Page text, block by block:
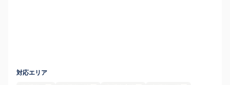
対応エリア